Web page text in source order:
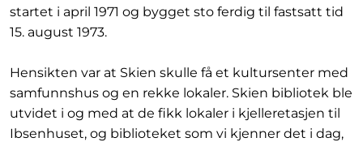
startet i april 1971 og bygget sto ferdig til fastsatt tid
15. august 1973.
Hensikten var at Skien skulle få et kultursenter med
samfunnshus og en rekke lokaler. Skien bibliotek ble
utvidet i og med at de fikk lokaler i kjelleretasjen til
Ibsenhuset, og biblioteket som vi kjenner det i dag,